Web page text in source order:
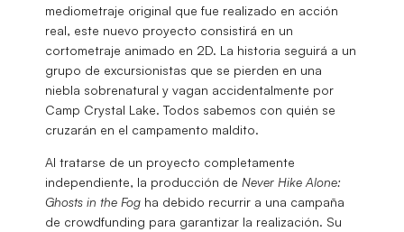
mediometraje original que fue realizado en acción
real, este nuevo proyecto consistirá en un
cortometraje animado en 2D. La historia seguirá a un
grupo de excursionistas que se pierden en una
niebla sobrenatural y vagan accidentalmente por
Camp Crystal Lake. Todos sabemos con quién se
cruzarán en el campamento maldito.
Al tratarse de un proyecto completamente
independiente, la producción de Never Hike Alone: ​​
Ghosts in the Fog ha debido recurrir a una campaña
de crowdfunding para garantizar la realización. Su